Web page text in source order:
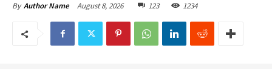
By Author Name August 8, 2026 123 1234